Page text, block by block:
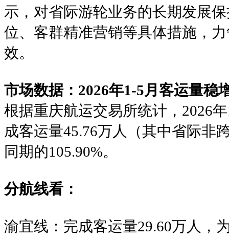
示，对省际游轮业务的长期发展
位、客群精准营销等具体措施，
效。
市场数据：2026年1-5月客运量稳
根据重庆航运交易所统计，2026
成客运量45.76万人（其中省际非
同期的105.90%。
分航线看：
渝宜线：完成客运量29.60万人，